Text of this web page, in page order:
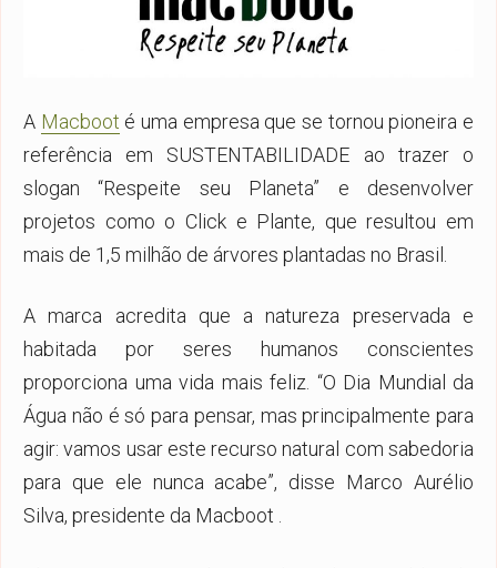
A Macboot é uma empresa que se tornou pioneira e
referência em SUSTENTABILIDADE ao trazer o
slogan “Respeite seu Planeta” e desenvolver
projetos como o Click e Plante, que resultou em
mais de 1,5 milhão de árvores plantadas no Brasil.
A marca acredita que a natureza preservada e
habitada por seres humanos conscientes
proporciona uma vida mais feliz. “O Dia Mundial da
Água não é só para pensar, mas principalmente para
agir: vamos usar este recurso natural com sabedoria
para que ele nunca acabe”, disse Marco Aurélio
Silva, presidente da Macboot .